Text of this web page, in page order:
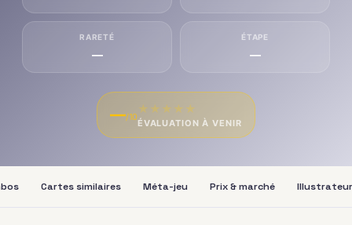
RARETÉ
—
ÉTAPE
—
—/10
★ ★ ★ ★ ★
ÉVALUATION À VENIR
Cartes similaires Méta-jeu Prix & marché Illustrateur